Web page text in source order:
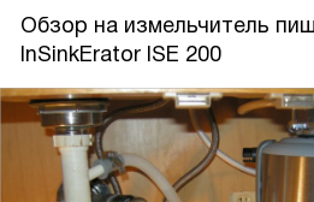
Обзор на измельчитель
InSinkErator ISE 200